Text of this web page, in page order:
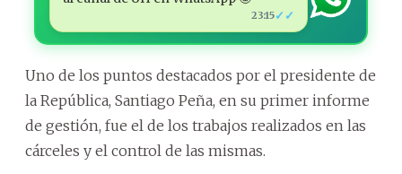
23:15✓✓
Uno de los puntos destacados por el presidente de
la República, Santiago Peña, en su primer informe
de gestión, fue el de los trabajos realizados en las
cárceles y el control de las mismas.